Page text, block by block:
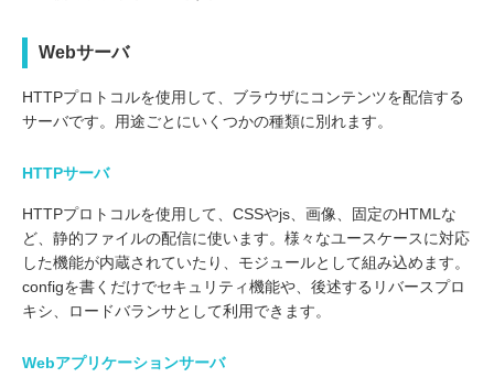
Webサーバ
HTTPプロトコルを使用して、ブラウザにコンテンツを配信する
サーバです。用途ごとにいくつかの種類に別れます。
HTTPサーバ
HTTPプロトコルを使用して、CSSやjs、画像、固定のHTMLな
ど、静的ファイルの配信に使います。様々なユースケースに対応
した機能が内蔵されていたり、モジュールとして組み込めます。
configを書くだけでセキュリティ機能や、後述するリバースプロ
キシ、ロードバランサとして利用できます。
Webアプリケーションサーバ